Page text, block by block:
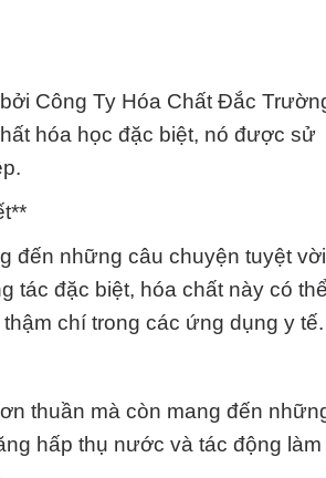
Công Ty Hóa Chất Đắc
hóa học đặc biệt, nó được sử
đến những câu chuyện tuyệt
tác đặc biệt, hóa chất này có thể
chí trong các ứng dụng y tế.
thuần mà còn mang đến
hấp thụ nước và tác động làm